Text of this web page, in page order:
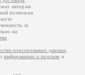
авторам
возможна
за
на
персональных данных
информацию о портале и